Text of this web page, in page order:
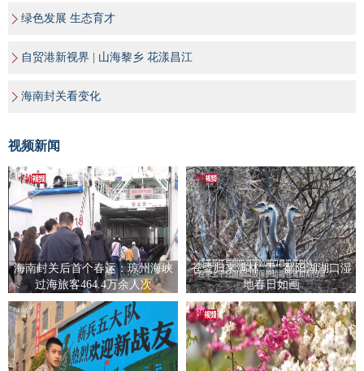
绿色发展 生态育才
自贸港新视界 | 山海黎乡 花漾昌江
海南封关看变化
视频新闻
海南封关后首个春运：琼州海峡
过海旅客464.4万余人次
苍鹭归来满林“雪” 鄱阳湖湖口湿
地春日如画